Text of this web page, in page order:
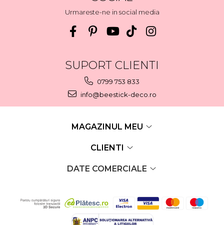
Urmareste-ne in social media
SUPORT CLIENTI
0799 753 833
info@beestick-deco.ro
MAGAZINUL MEU
CLIENTI
DATE COMERCIALE